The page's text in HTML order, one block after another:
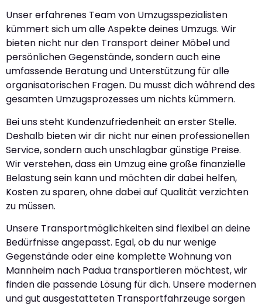
Unser erfahrenes Team von Umzugsspezialisten
kümmert sich um alle Aspekte deines Umzugs. Wir
bieten nicht nur den Transport deiner Möbel und
persönlichen Gegenstände, sondern auch eine
umfassende Beratung und Unterstützung für alle
organisatorischen Fragen. Du musst dich während des
gesamten Umzugsprozesses um nichts kümmern.
Bei uns steht Kundenzufriedenheit an erster Stelle.
Deshalb bieten wir dir nicht nur einen professionellen
Service, sondern auch unschlagbar günstige Preise.
Wir verstehen, dass ein Umzug eine große finanzielle
Belastung sein kann und möchten dir dabei helfen,
Kosten zu sparen, ohne dabei auf Qualität verzichten
zu müssen.
Unsere Transportmöglichkeiten sind flexibel an deine
Bedürfnisse angepasst. Egal, ob du nur wenige
Gegenstände oder eine komplette Wohnung von
Mannheim nach Padua transportieren möchtest, wir
finden die passende Lösung für dich. Unsere modernen
und gut ausgestatteten Transportfahrzeuge sorgen